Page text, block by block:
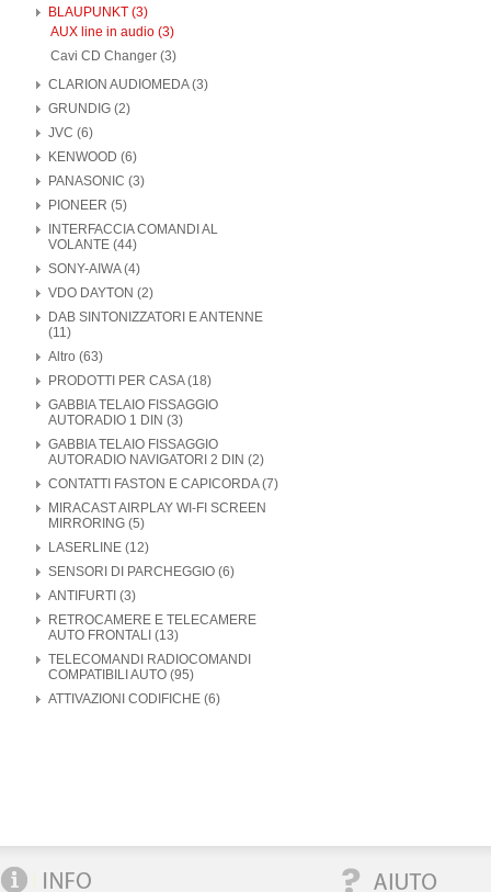
BLAUPUNKT (3)
AUX line in audio (3)
Cavi CD Changer (3)
CLARION AUDIOMEDA (3)
GRUNDIG (2)
JVC (6)
KENWOOD (6)
PANASONIC (3)
PIONEER (5)
INTERFACCIA COMANDI AL
VOLANTE (44)
SONY-AIWA (4)
VDO DAYTON (2)
DAB SINTONIZZATORI E ANTENNE
(11)
Altro (63)
PRODOTTI PER CASA (18)
GABBIA TELAIO FISSAGGIO
AUTORADIO 1 DIN (3)
GABBIA TELAIO FISSAGGIO
AUTORADIO NAVIGATORI 2 DIN (2)
CONTATTI FASTON E CAPICORDA (7)
MIRACAST AIRPLAY WI-FI SCREEN
MIRRORING (5)
LASERLINE (12)
SENSORI DI PARCHEGGIO (6)
ANTIFURTI (3)
RETROCAMERE E TELECAMERE
AUTO FRONTALI (13)
TELECOMANDI RADIOCOMANDI
COMPATIBILI AUTO (95)
ATTIVAZIONI CODIFICHE (6)